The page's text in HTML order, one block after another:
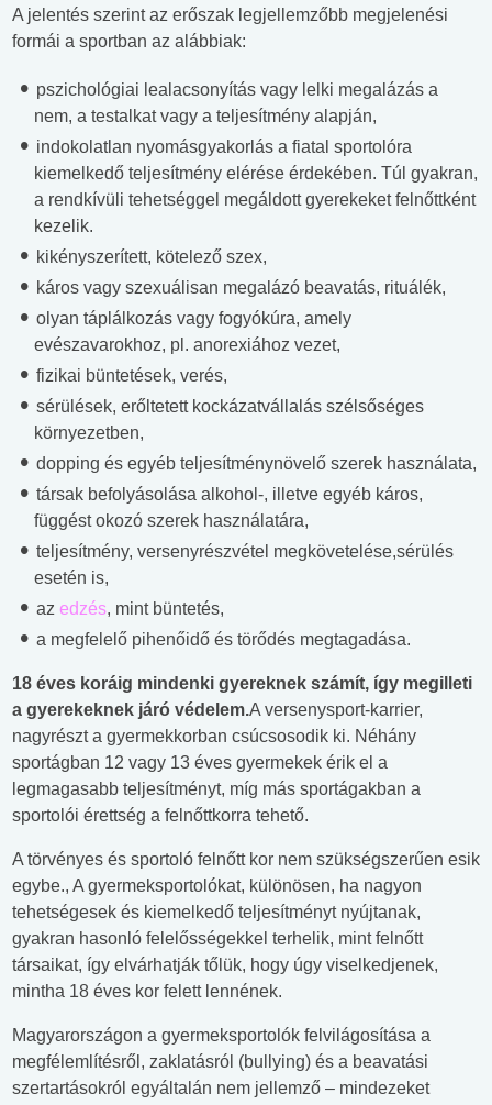
A jelentés szerint az erőszak legjellemzőbb megjelenési
formái a sportban az alábbiak:
pszichológiai lealacsonyítás vagy lelki megalázás a
nem, a testalkat vagy a teljesítmény alapján,
indokolatlan nyomásgyakorlás a fiatal sportolóra
kiemelkedő teljesítmény elérése érdekében. Túl gyakran,
a rendkívüli tehetséggel megáldott gyerekeket felnőttként
kezelik.
kikényszerített, kötelező szex,
káros vagy szexuálisan megalázó beavatás, rituálék,
olyan táplálkozás vagy fogyókúra, amely
evészavarokhoz, pl. anorexiához vezet,
fizikai büntetések, verés,
sérülések, erőltetett kockázatvállalás szélsőséges
környezetben,
dopping és egyéb teljesítménynövelő szerek használata,
társak befolyásolása alkohol-, illetve egyéb káros,
függést okozó szerek használatára,
teljesítmény, versenyrészvétel megkövetelése,sérülés
esetén is,
az edzés, mint büntetés,
a megfelelő pihenőidő és törődés megtagadása.
18 éves koráig mindenki gyereknek számít, így megilleti
a gyerekeknek járó védelem.A versenysport-karrier,
nagyrészt a gyermekkorban csúcsosodik ki. Néhány
sportágban 12 vagy 13 éves gyermekek érik el a
legmagasabb teljesítményt, míg más sportágakban a
sportolói érettség a felnőttkorra tehető.
A törvényes és sportoló felnőtt kor nem szükségszerűen esik
egybe., A gyermeksportolókat, különösen, ha nagyon
tehetségesek és kiemelkedő teljesítményt nyújtanak,
gyakran hasonló felelősségekkel terhelik, mint felnőtt
társaikat, így elvárhatják tőlük, hogy úgy viselkedjenek,
mintha 18 éves kor felett lennének.
Magyarországon a gyermeksportolók felvilágosítása a
megfélemlítésről, zaklatásról (bullying) és a beavatási
szertartásokról egyáltalán nem jellemző – mindezeket